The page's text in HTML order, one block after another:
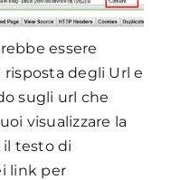
essere
degli Url e
sugli url che
visualizzare la
il testo di
link per